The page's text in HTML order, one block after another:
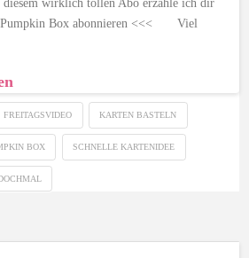
wirklich tollen Abo erzähle ich dir
Box abonnieren <<< Viel
FREITAGSVIDEO KARTEN BASTELN
BOX SCHNELLE KARTENIDEE